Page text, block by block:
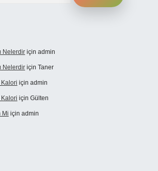
Nelerdir için admin
Nelerdir için Taner
için admin
için Gülten
Mi için admin